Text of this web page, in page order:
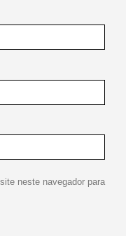
neste navegador para